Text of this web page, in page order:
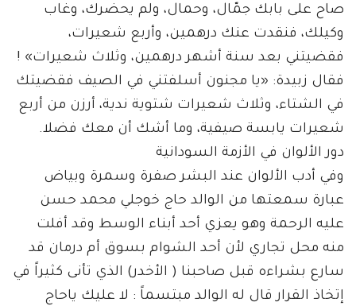
صاح على بابك جمّال، وحمال، ولم يحضرك، وغاب
وكيلك، فنقدت عنك درهمين، وأربع شعيرات،
فقضيتني بعد سنة أشهر درهمين، وثلاث شعيرات» !
فقال زبيدة: «يا مجنون أسلفتني في الصيف فقضيتك
في الشتاء، وثلاث شعيرات شتوية ندية، أرزن من أربع
شعيرات يابسة صيفية، وما أشك أن معك فضلا.
دور الألوان في الأزمة السودانية
وفي أدب الألوان عند البشر صفرة وسمرة وبياض
عبارة سمعتها من الوالد حاج خوجلي محمد حسن
عليه الرحمة وهو يعزي أحد أبناء الوسط وقد أفلت
منه محل تجاري لأن أحد الشوام بسوق أم درمان قد
سارع بشراءه قبل صاحبنا ( الأخدر) الذي تأنى كثيراً في
إتخاذ القرار قال له الوالد مبتسماً : لا عليك ياحاج